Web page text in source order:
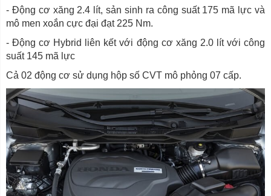
- Động cơ xăng 2.4 lít, sản sinh ra công suất 175 mã lực và
mô men xoắn cực đại đạt 225 Nm.
- Động cơ Hybrid liên kết với động cơ xăng 2.0 lít với công
suất 145 mã lực
Cả 02 động cơ sử dụng hộp số CVT mô phỏng 07 cấp.